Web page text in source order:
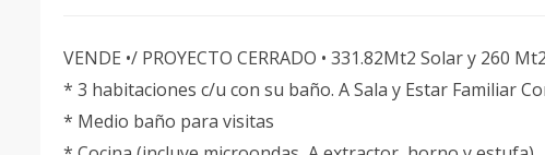
VENDE •/ PROYECTO CERRADO • 331.82Mt2 Solar y 260
* 3 habitaciones c/u con su baño. A Sala y Estar Familiar
* Medio baño para visitas